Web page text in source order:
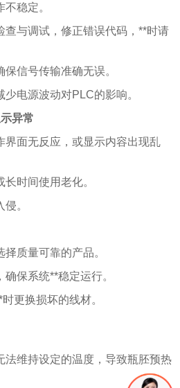
稳定。
查与调试，修正错误代码，**时请
信号传输准确无误。
电源波动对PLC的影响。
异常
界面无反应，或显示内容出现乱
时间使用老化。
。
质量可靠的产品。
保系统**稳定运行。
更换损坏的线材。
法维持设定的温度，导致瓶胚预热